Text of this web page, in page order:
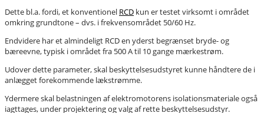
Dette bl.a. fordi, et konventionel RCD kun er testet virksomt i området
omkring grundtone – dvs. i frekvensområdet 50/60 Hz.
Endvidere har et almindeligt RCD en yderst begrænset bryde- og
bæreevne, typisk i området fra 500 A til 10 gange mærkestrøm.
Udover dette parameter, skal beskyttelsesudstyret kunne håndtere de i
anlægget forekommende lækstrømme.
Ydermere skal belastningen af elektromotorens isolationsmateriale også
iagttages, under projektering og valg af rette beskyttelsesudstyr.